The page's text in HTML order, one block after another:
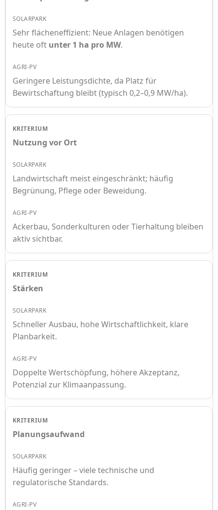
Sehr flächeneffizient: Neue Anlagen benötigen
heute oft unter 1 ha pro MW.
Geringere Leistungsdichte, da Platz für
Bewirtschaftung bleibt (typisch 0,2–0,9 MW/ha).
Nutzung vor Ort
Landwirtschaft meist eingeschränkt; häufig
Begrünung, Pflege oder Beweidung.
Ackerbau, Sonderkulturen oder Tierhaltung bleiben
aktiv sichtbar.
Stärken
Schneller Ausbau, hohe Wirtschaftlichkeit, klare
Planbarkeit.
Doppelte Wertschöpfung, höhere Akzeptanz,
Potenzial zur Klimaanpassung.
Planungsaufwand
Häufig geringer – viele technische und
regulatorische Standards.